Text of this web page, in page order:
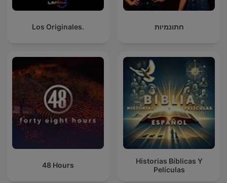
Los Originales. חתונמיות
48 Hours
Historias Bíblicas Y
Películas